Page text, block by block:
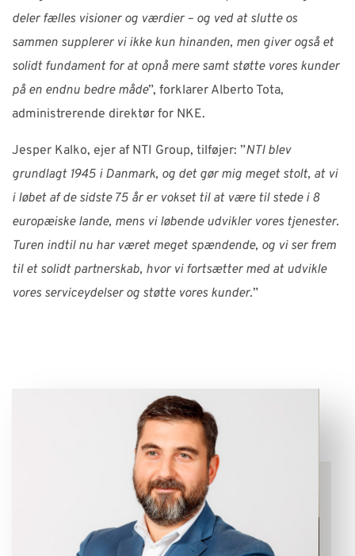
deler fælles visioner og værdier – og ved at slutte os
sammen supplerer vi ikke kun hinanden, men giver også et
solidt fundament for at opnå mere samt støtte vores kunder
på en endnu bedre måde”, forklarer Alberto Tota,
administrerende direktør for NKE.
Jesper Kalko, ejer af NTI Group, tilføjer: ”NTI blev
grundlagt 1945 i Danmark, og det gør mig meget stolt, at vi
i løbet af de sidste 75 år er vokset til at være til stede i 8
europæiske lande, mens vi løbende udvikler vores tjenester.
Turen indtil nu har været meget spændende, og vi ser frem
til et solidt partnerskab, hvor vi fortsætter med at udvikle
vores serviceydelser og støtte vores kunder.”